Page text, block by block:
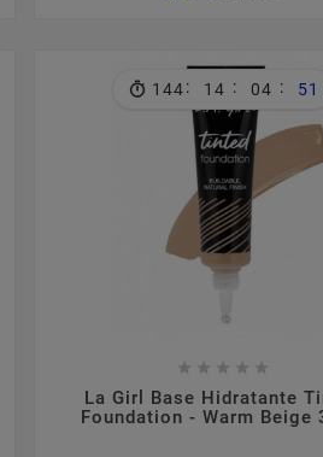
144: 14 : 04 : 50
    
La Girl Base Hidratante
Foundation - Warm Beige